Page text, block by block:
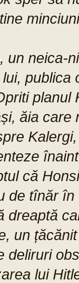
un neica-
publica
planul
ăia care
că
de tînăr
dreaptă
un
deliruri
lui